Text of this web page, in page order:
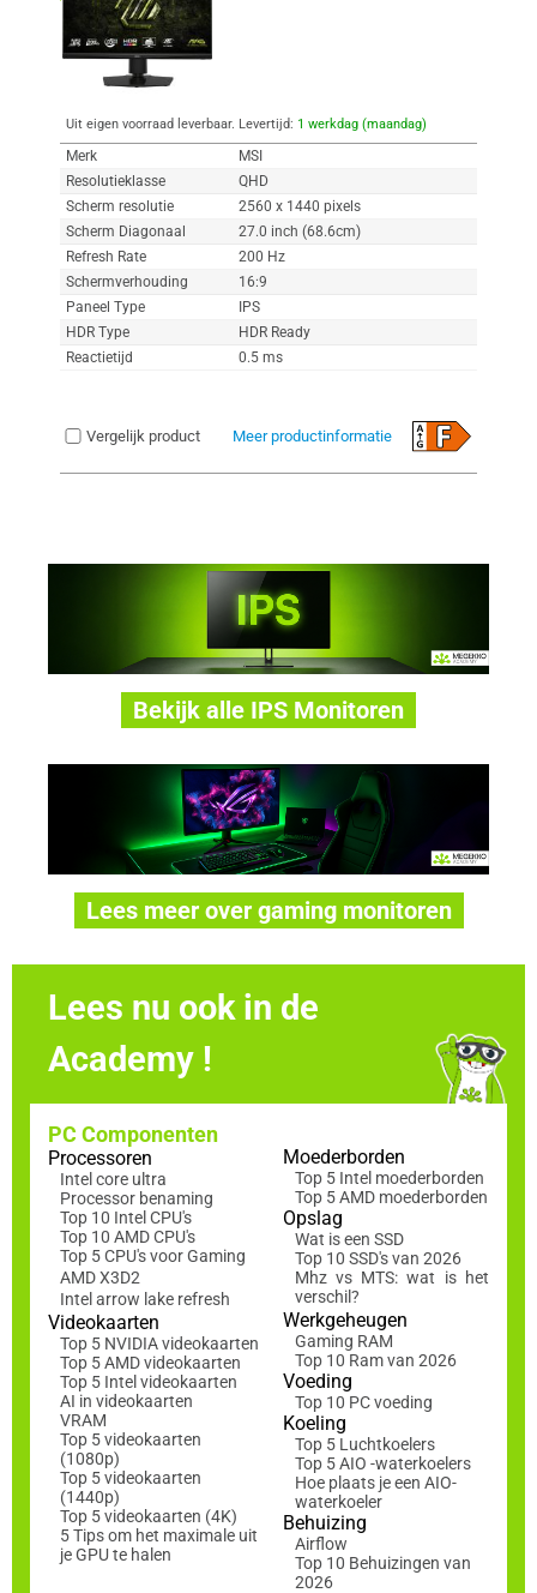
Uit eigen voorraad leverbaar. Levertijd: 1 werkdag (maandag)
Merk
MSI
Resolutieklasse
QHD
Scherm resolutie
2560 x 1440 pixels
Scherm Diagonaal
27.0 inch (68.6cm)
Refresh Rate
200 Hz
Schermverhouding
16:9
Paneel Type
IPS
HDR Type
HDR Ready
Reactietijd
0.5 ms
Vergelijk product Meer productinformatie
Bekijk alle IPS Monitoren
Lees meer over gaming monitoren
Lees nu ook in de
Academy !
PC Componenten
Processoren
Intel core ultra
Processor benaming
Top 10 Intel CPU's
Top 10 AMD CPU's
Top 5 CPU's voor Gaming
AMD X3D2
Intel arrow lake refresh
Videokaarten
Top 5 NVIDIA videokaarten
Top 5 AMD videokaarten
Top 5 Intel videokaarten
AI in videokaarten
VRAM
Top 5 videokaarten
(1080p)
Top 5 videokaarten
(1440p)
Top 5 videokaarten (4K)
5 Tips om het maximale uit
je GPU te halen
Moederborden
Top 5 Intel moederborden
Top 5 AMD moederborden
Opslag
Wat is een SSD
Top 10 SSD's van 2026
Mhz vs MTS: wat is het
verschil?
Werkgeheugen
Gaming RAM
Top 10 Ram van 2026
Voeding
Top 10 PC voeding
Koeling
Top 5 Luchtkoelers
Top 5 AIO -waterkoelers
Hoe plaats je een AIO-
waterkoeler
Behuizing
Airflow
Top 10 Behuizingen van
2026